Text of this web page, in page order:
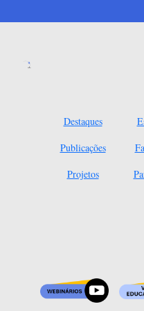
Destaques
Publicações
Projetos